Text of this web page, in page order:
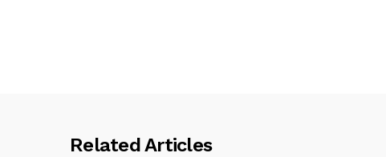
Related Articles